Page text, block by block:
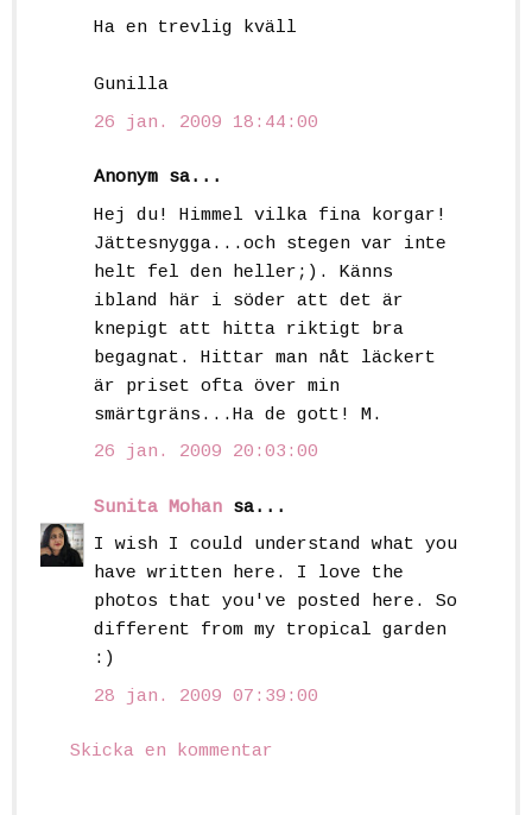
Ha en trevlig kväll
Gunilla
26 jan. 2009 18:44:00
Anonym sa...
Hej du! Himmel vilka fina korgar!
Jättesnygga...och stegen var inte
helt fel den heller;). Känns
ibland här i söder att det är
knepigt att hitta riktigt bra
begagnat. Hittar man nåt läckert
är priset ofta över min
smärtgräns...Ha de gott! M.
26 jan. 2009 20:03:00
Sunita Mohan sa...
I wish I could understand what you
have written here. I love the
photos that you've posted here. So
different from my tropical garden
:)
28 jan. 2009 07:39:00
Skicka en kommentar